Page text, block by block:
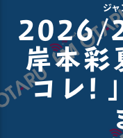
ジ
2026/
岸本彩
コレ!